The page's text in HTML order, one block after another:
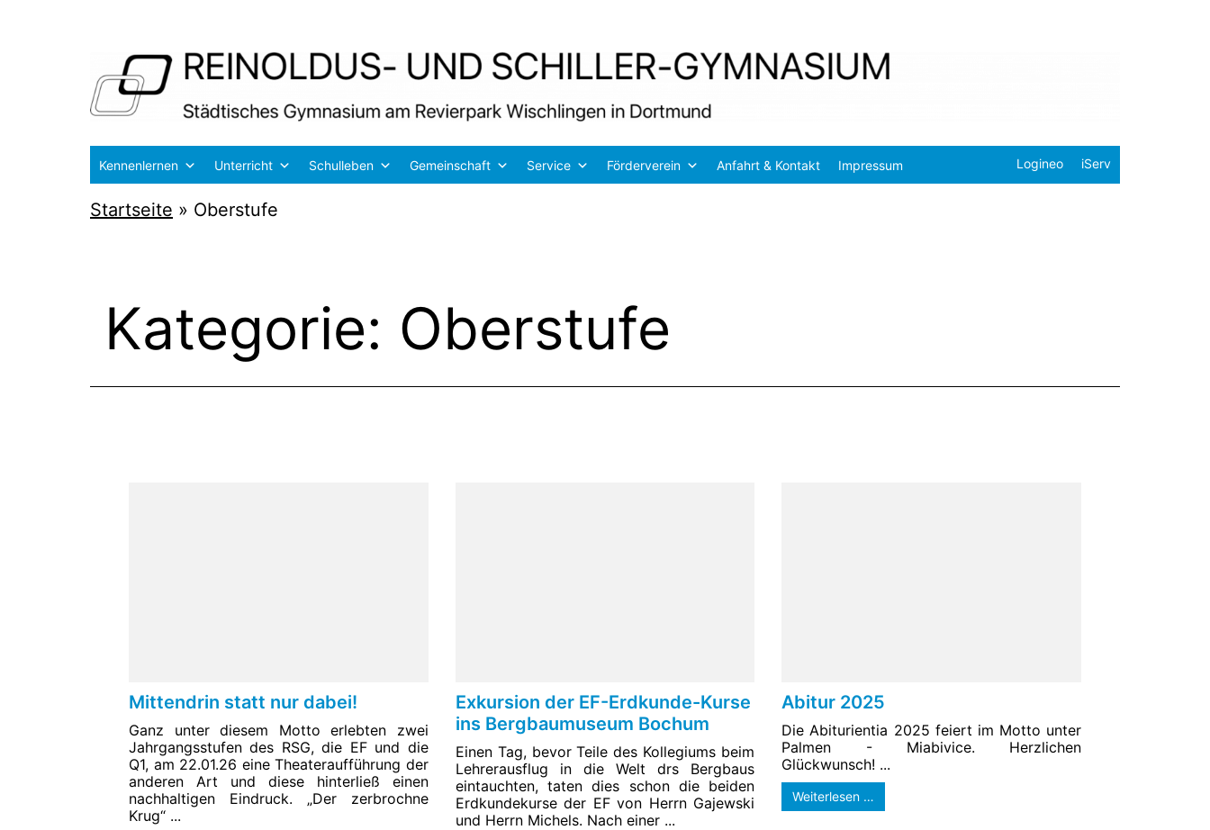
Reinoldus-
und
Schiller-
Kennenlernen Unterricht Schulleben Gemeinschaft Service Förderverein Anfahrt & Kontakt Impressum iServ
Logineo
Startseite » Oberstufe
Kategorie: Oberstufe
Mittendrin statt nur dabei!
Ganz unter diesem Motto erlebten zwei
Jahrgangsstufen des RSG, die EF und die
Q1, am 22.01.26 eine Theateraufführung der
anderen Art und diese hinterließ einen
nachhaltigen Eindruck. „Der zerbrochne
Krug“ ...
Exkursion der EF-Erdkunde-Kurse
ins Bergbaumuseum Bochum
Einen Tag, bevor Teile des Kollegiums beim
Lehrerausflug in die Welt drs Bergbaus
eintauchten, taten dies schon die beiden
Erdkundekurse der EF von Herrn Gajewski
und Herrn Michels. Nach einer ...
Abitur 2025
Die Abiturientia 2025 feiert im Motto unter
Palmen - Miabivice. Herzlichen
Glückwunsch! ...
Weiterlesen …